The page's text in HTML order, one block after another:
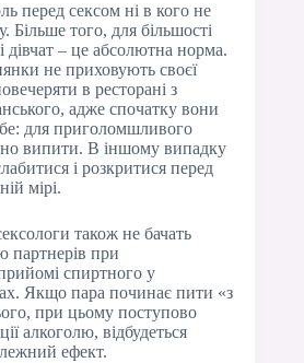
перед сексом ні в кого не
Більше того, для більшості
– це абсолютна норма.
не приховують своєї
в ресторані з
адже спочатку вони
для приголомшливого
випити. В іншому випадку
і розкритися перед
мірі.
також не бачать
партнерів при
спиртного у
Якщо пара починає пити «з
при цьому поступово
алкоголю, відбудеться
ефект.